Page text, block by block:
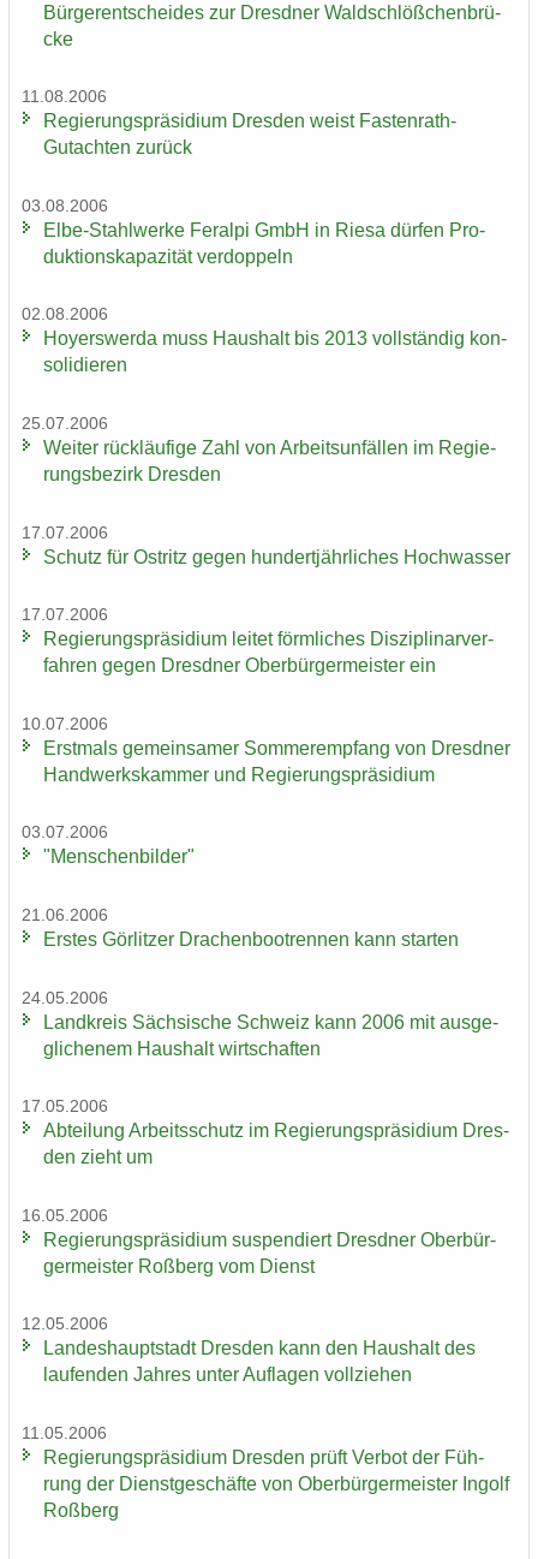
Bür­ger­ent­schei­des zur Dresd­ner Wald­schlöß­chen­brü­
cke
11.08.2006
Re­gie­rungs­prä­si­di­um Dres­den weist Fastenrath-​
Gutachten zu­rück
03.08.2006
Elbe-​Stahlwerke Fer­al­pi GmbH in Riesa dür­fen Pro­
duk­ti­ons­ka­pa­zi­tät ver­dop­peln
02.08.2006
Ho­yers­wer­da muss Haus­halt bis 2013 voll­stän­dig kon­
so­li­die­ren
25.07.2006
Wei­ter rück­läu­fi­ge Zahl von Ar­beits­un­fäl­len im Re­gie­
rungs­be­zirk Dres­den
17.07.2006
Schutz für Ost­ritz gegen hun­dert­jähr­li­ches Hoch­was­ser
17.07.2006
Re­gie­rungs­prä­si­di­um lei­tet förm­li­ches Dis­zi­pli­nar­ver­
fah­ren gegen Dresd­ner Ober­bür­ger­meis­ter ein
10.07.2006
Erst­mals ge­mein­sa­mer Som­mer­emp­fang von Dresd­ner
Hand­werks­kam­mer und Re­gie­rungs­prä­si­di­um
03.07.2006
"Men­schen­bil­der"
21.06.2006
Ers­tes Gör­lit­zer Dra­chen­boot­ren­nen kann star­ten
24.05.2006
Land­kreis Säch­si­sche Schweiz kann 2006 mit aus­ge­
gli­che­nem Haus­halt wirt­schaf­ten
17.05.2006
Ab­tei­lung Ar­beits­schutz im Re­gie­rungs­prä­si­di­um Dres­
den zieht um
16.05.2006
Re­gie­rungs­prä­si­di­um sus­pen­diert Dresd­ner Ober­bür­
ger­meis­ter Roß­berg vom Dienst
12.05.2006
Lan­des­haupt­stadt Dres­den kann den Haus­halt des
lau­fen­den Jah­res unter Auf­la­gen voll­zie­hen
11.05.2006
Re­gie­rungs­prä­si­di­um Dres­den prüft Ver­bot der Füh­
rung der Dienst­ge­schäf­te von Ober­bür­ger­meis­ter In­golf
Roß­berg